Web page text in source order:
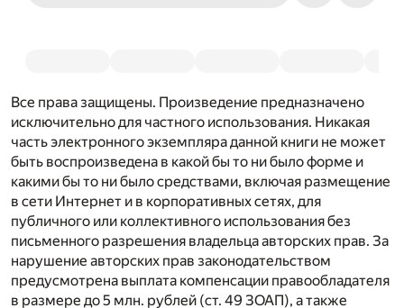
Все права защищены. Произведение предназначено
исключительно для частного использования. Никакая
часть электронного экземпляра данной книги не может
быть воспроизведена в какой бы то ни было форме и
какими бы то ни было средствами, включая размещение
в сети Интернет и в корпоративных сетях, для
публичного или коллективного использования без
письменного разрешения владельца авторских прав. За
нарушение авторских прав законодательством
предусмотрена выплата компенсации правообладателя
в размере до 5 млн. рублей (ст. 49 ЗОАП), а также